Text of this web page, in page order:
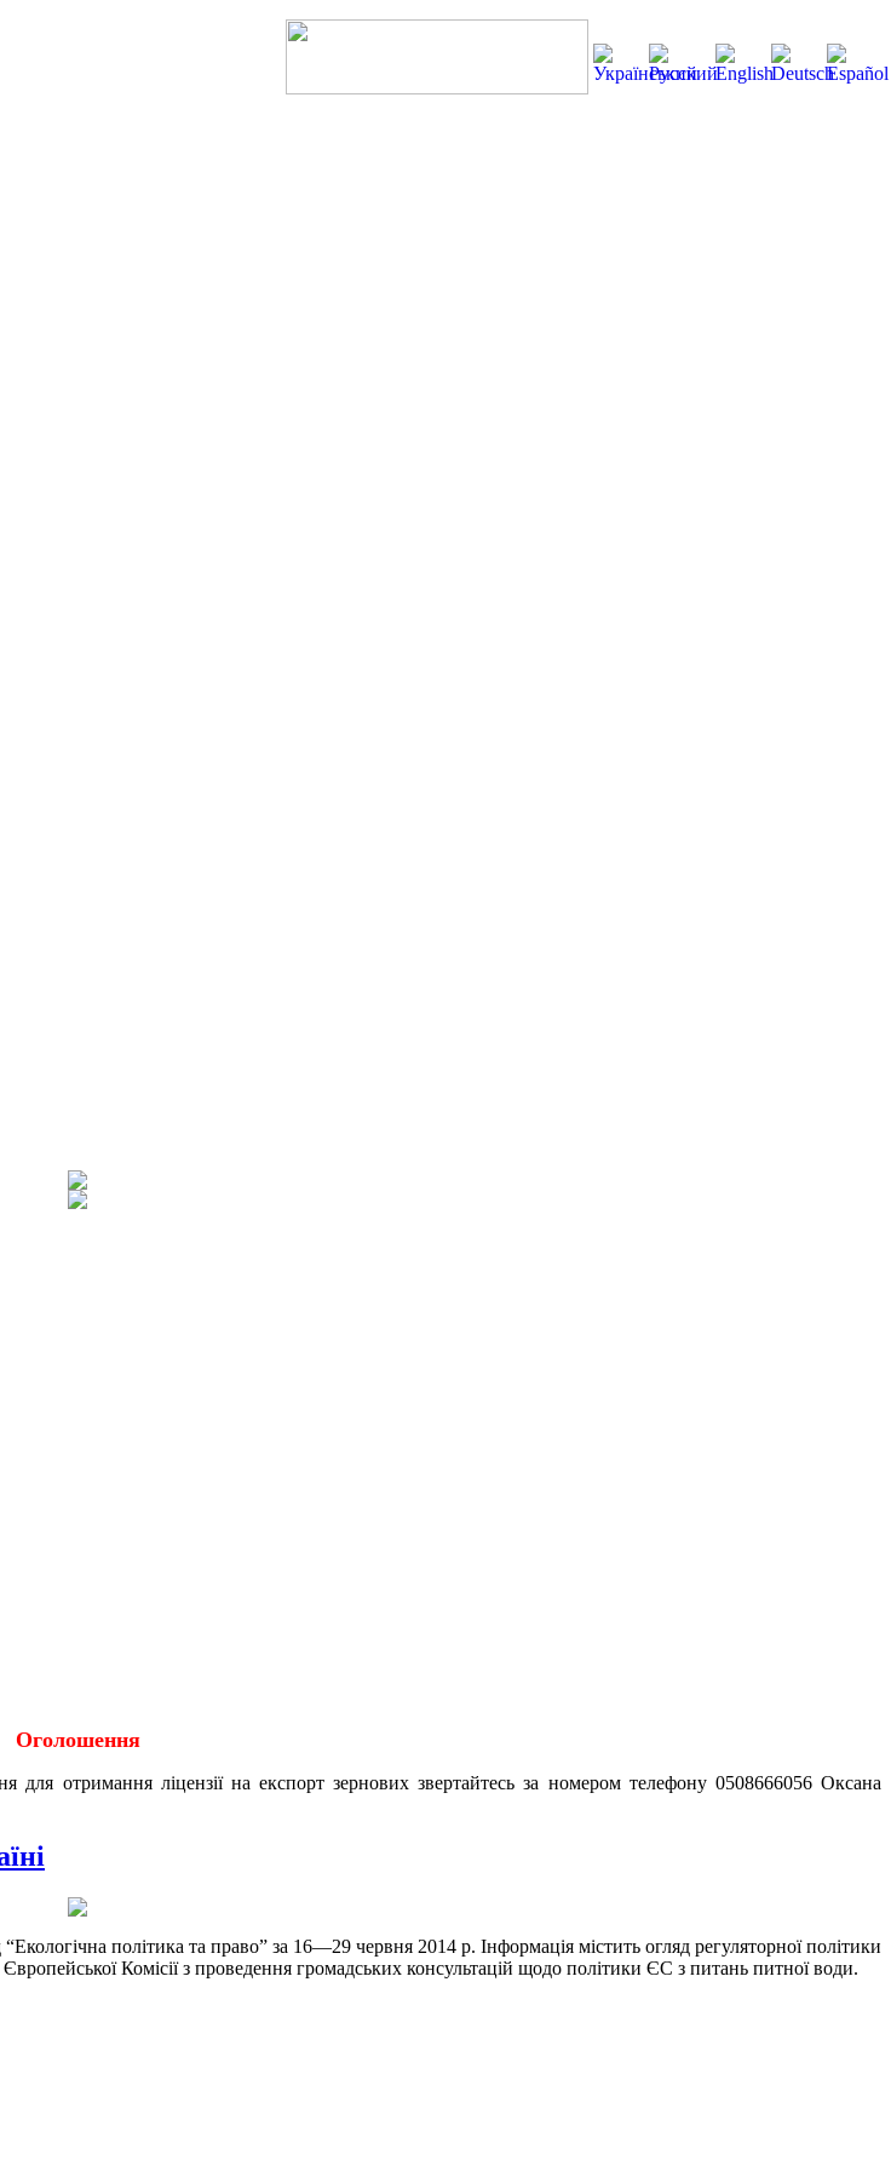
Оголошення
для отримання ліцензії на експорт зернових звертайтесь за номером телефону 0508666056 Оксана
політика та право” за 16—29 червня 2014 р. Інформація містить огляд регуляторної політики
Комісії з проведення громадських консультацій щодо політики ЄС з питань питної води.